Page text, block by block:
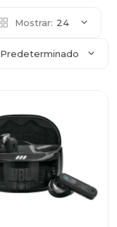
Mostrar: 24
Predeterminado